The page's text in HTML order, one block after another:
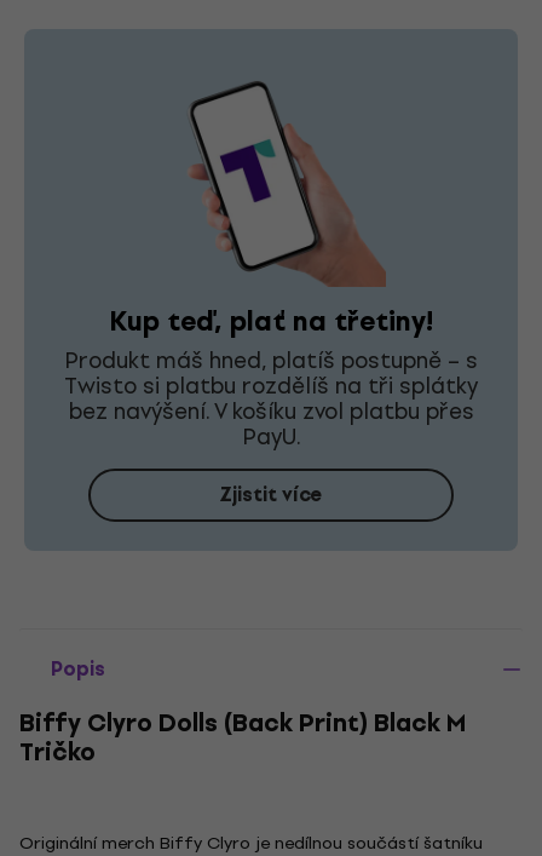
Kup teď, plať na třetiny!
Produkt máš hned, platíš postupně – s
Twisto si platbu rozdělíš na tři splátky
bez navýšení. V košíku zvol platbu přes
PayU.
Zjistit více
Popis
Biffy Clyro Dolls (Back Print) Black M
Tričko
Originální merch Biffy Clyro je nedílnou součástí šatníku